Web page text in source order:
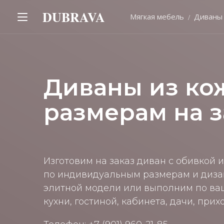
Диваны из
размерам на
Изготовим на заказ диван с обивкой
по индивидуальным размерам и
элитной модели или выполним по
кухни, гостиной, кабинета, дачи,
DUBRAVA Мягкая мебель Диваны